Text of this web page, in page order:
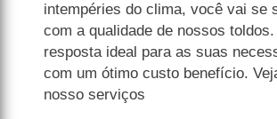
intempéries do clima, você vai se
com a qualidade de nossos
resposta ideal para as suas
com um ótimo custo benefício.
nosso serviços